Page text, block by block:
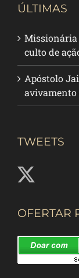
ÚLTIMAS
Missionária
culto de
Apóstolo
avivamento
TWEETS
OFERTAR